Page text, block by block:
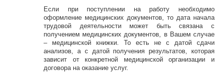
Если при поступлении на работу необходимо
оформление медицинских документов, то дата начала
трудовой деятельности может быть связана с
получением медицинских документов, в Вашем случае
– медицинской книжки. То есть не с датой сдачи
анализов, а с датой получения результатов, которая
зависит от конкретной медицинской организации и
договора на оказание услуг.